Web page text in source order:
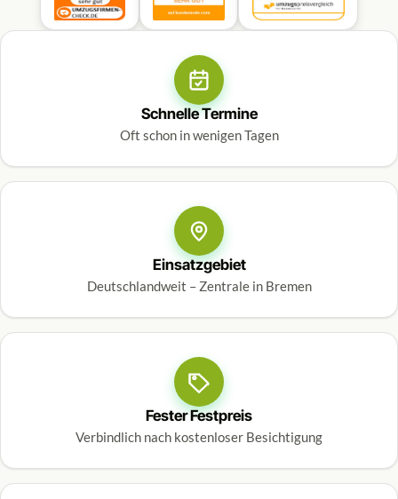
Schnelle Termine
Oft schon in wenigen Tagen
Einsatzgebiet
Deutschlandweit – Zentrale in Bremen
Fester Festpreis
Verbindlich nach kostenloser Besichtigung